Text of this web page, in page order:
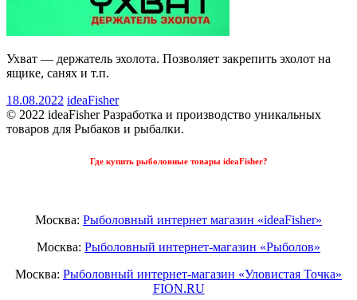
Ухват — держатель эхолота. Позволяет закрепить эхолот на
ящике, санях и т.п.
18.08.2022 ideaFisher
© 2022 ideaFisher Разработка и производство уникальных
товаров для Рыбаков и рыбалки.
Где купить рыболовные товары ideaFisher?
Москва: Рыболовный интернет магазин «ideaFisher»
Москва: Рыболовный интернет-магазин «Рыболов»
Москва: Рыболовный интернет-магазин «Уловистая Точка»
FION.RU